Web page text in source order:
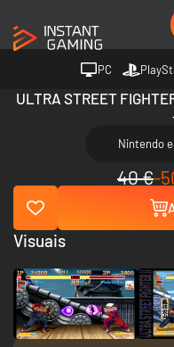
PC
ULTRA STREET
Nintendo
40 €-
Visuais